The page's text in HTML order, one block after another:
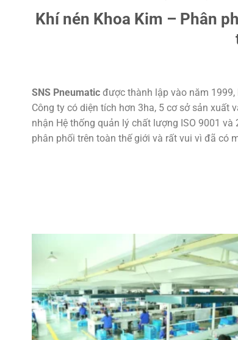
Khí nén Khoa Kim – Phân
SNS Pneumatic được thành lập vào năm
Công ty có diện tích hơn 3ha, 5 cơ sở sản xuất
nhận Hệ thống quản lý chất lượng ISO 9001
phân phối trên toàn thế giới và rất vui vì đã có